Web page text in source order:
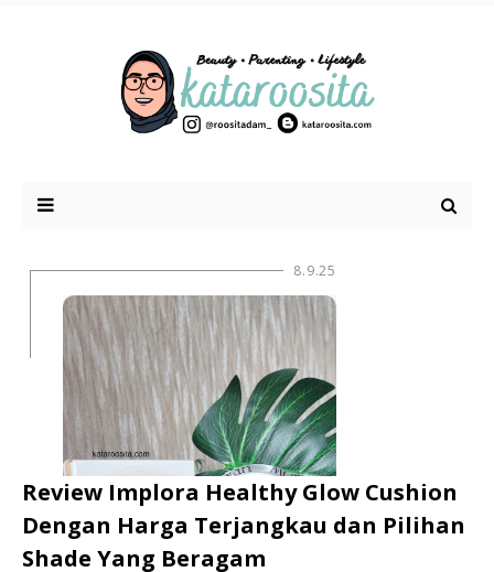
8.9.25
Review Implora Healthy Glow Cushion
Dengan Harga Terjangkau dan Pilihan
Shade Yang Beragam